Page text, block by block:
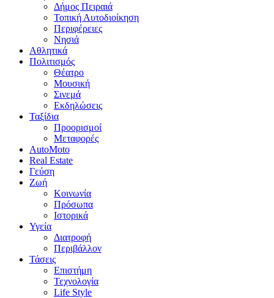
Δήμος Πειραιά
Τοπική Αυτοδιοίκηση
Περιφέρειες
Νησιά
Αθλητικά
Πολιτισμός
Θέατρο
Μουσική
Σινεμά
Εκδηλώσεις
Ταξίδια
Προορισμοί
Μεταφορές
AutoMoto
Real Estate
Γεύση
Ζωή
Κοινωνία
Πρόσωπα
Ιστορικά
Υγεία
Διατροφή
Περιβάλλον
Τάσεις
Επιστήμη
Τεχνολογία
Life Style